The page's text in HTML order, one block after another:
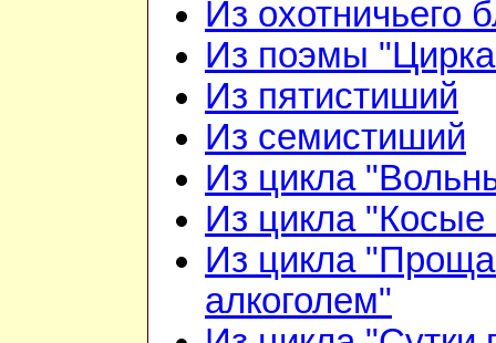
Из охотничьего
Из поэмы
Из пятистиший
Из семистиший
Из цикла
Из цикла "Косые
Из цикла
алкоголем"